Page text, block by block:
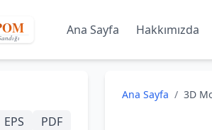
Ana Sayfa Hakkımızda
EPS
PDF
Ana Sayfa / 3D